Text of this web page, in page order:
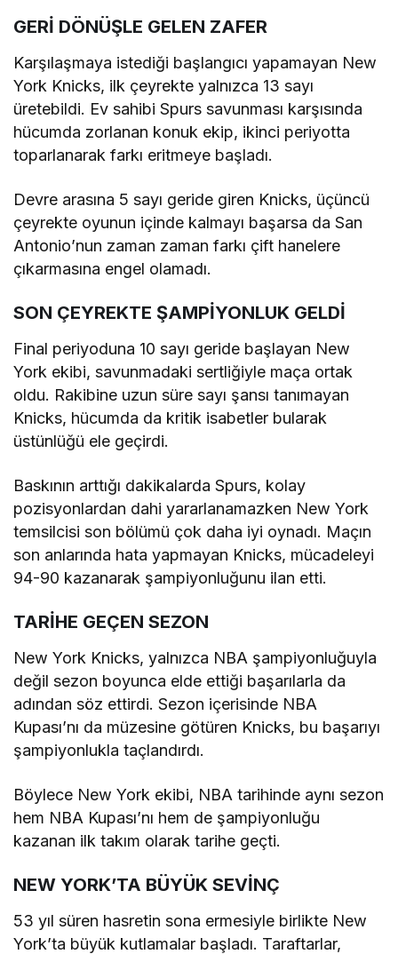
GERİ DÖNÜŞLE GELEN ZAFER
Karşılaşmaya istediği başlangıcı yapamayan New
York Knicks, ilk çeyrekte yalnızca 13 sayı
üretebildi. Ev sahibi Spurs savunması karşısında
hücumda zorlanan konuk ekip, ikinci periyotta
toparlanarak farkı eritmeye başladı.
Devre arasına 5 sayı geride giren Knicks, üçüncü
çeyrekte oyunun içinde kalmayı başarsa da San
Antonio’nun zaman zaman farkı çift hanelere
çıkarmasına engel olamadı.
SON ÇEYREKTE ŞAMPİYONLUK GELDİ
Final periyoduna 10 sayı geride başlayan New
York ekibi, savunmadaki sertliğiyle maça ortak
oldu. Rakibine uzun süre sayı şansı tanımayan
Knicks, hücumda da kritik isabetler bularak
üstünlüğü ele geçirdi.
Baskının arttığı dakikalarda Spurs, kolay
pozisyonlardan dahi yararlanamazken New York
temsilcisi son bölümü çok daha iyi oynadı. Maçın
son anlarında hata yapmayan Knicks, mücadeleyi
94-90 kazanarak şampiyonluğunu ilan etti.
TARİHE GEÇEN SEZON
New York Knicks, yalnızca NBA şampiyonluğuyla
değil sezon boyunca elde ettiği başarılarla da
adından söz ettirdi. Sezon içerisinde NBA
Kupası’nı da müzesine götüren Knicks, bu başarıyı
şampiyonlukla taçlandırdı.
Böylece New York ekibi, NBA tarihinde aynı sezon
hem NBA Kupası’nı hem de şampiyonluğu
kazanan ilk takım olarak tarihe geçti.
NEW YORK’TA BÜYÜK SEVİNÇ
53 yıl süren hasretin sona ermesiyle birlikte New
York’ta büyük kutlamalar başladı. Taraftarlar,